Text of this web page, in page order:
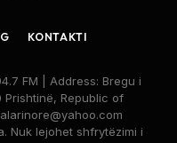
KONTAKTI
FM | Address: Bregu i
Prishtinë, Republic of
Nuk lejohet shfrytëzimi i